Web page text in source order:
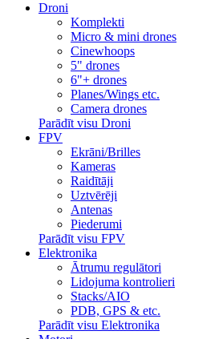
Droni
Komplekti
Micro & mini drones
Cinewhoops
5" drones
6"+ drones
Planes/Wings etc.
Camera drones
Parādīt visu Droni
FPV
Ekrāni/Brilles
Kameras
Raidītāji
Uztvērēji
Antenas
Piederumi
Parādīt visu FPV
Elektronika
Ātrumu regulātori
Lidojuma kontrolieri
Stacks/AIO
PDB, GPS & etc.
Parādīt visu Elektronika